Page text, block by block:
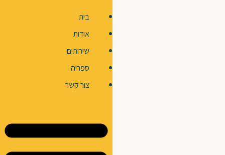
בית
אודות
שירותים
ספריה
צור קשר